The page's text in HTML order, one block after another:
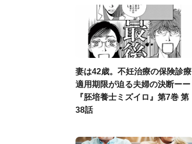
妻は42歳。不妊治療の保険診療
適用期限が迫る夫婦の決断ーー
『胚培養士ミズイロ』第7巻 第
38話